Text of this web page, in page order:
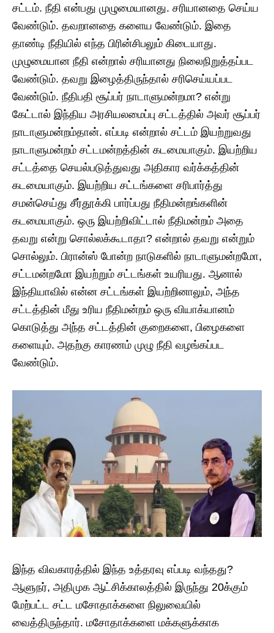
சட்டம். நீதி என்பது முழுமையானது. சரியானதை செய்ய
வேண்டும். தவறானதை களைய வேண்டும். இதை
தாண்டி நீதியில் எந்த பிரின்சிபலும் கிடையாது.
முழுமையான நீதி என்றால் சரியானது நிலைநிறுத்தப்பட
வேண்டும். தவறு இழைத்திருந்தால் சரிசெய்யப்பட
வேண்டும். நீதிபதி சூப்பர் நாடாளுமன்றமா? என்று
கேட்டால் இந்திய அரசியலமைப்பு சட்டத்தில் அவர் சூப்பர்
நாடாளுமன்றம்தான். எப்படி என்றால் சட்டம் இயற்றுவது
நாடாளுமன்றம் சட்டமன்றத்தின் கடமையாகும். இயற்றிய
சட்டத்தை செயல்படுத்துவது அதிகார வர்க்கத்தின்
கடமையாகும். இயற்றிய சட்டங்களை சரிபார்த்து
சமன்செய்து சீர்தூக்கி பார்ப்பது நீதிமன்றங்களின்
கடமையாகும். ஒரு இயற்றிவிட்டால் நீதிமன்றம் அதை
தவறு என்று சொல்லக்கூடாதா? என்றால் தவறு என்றும்
சொல்லும். பிரான்ஸ் போன்ற நாடுகளில் நாடாளுமன்றமோ,
சட்டமன்றமோ இயற்றும் சட்டங்கள் உயரியது. ஆனால்
இந்தியாவில் என்ன சட்டங்கள் இயற்றினாலும், அந்த
சட்டத்தின் மீது உரிய நீதிமன்றம் ஒரு வியாக்யானம்
கொடுத்து அந்த சட்டத்தின் குறைகளை, பிழைகளை
களையும். அதற்கு காரணம் முழு நீதி வழங்கப்பட
வேண்டும்.
இந்த விவகாரத்தில் இந்த உத்தரவு எப்படி வந்தது?
ஆளுநர், அதிமுக ஆட்சிக்காலத்தில் இருந்து 20க்கும்
மேற்பட்ட சட்ட மசோதாக்களை நிலுவையில்
வைத்திருந்தார். மசோதாக்களை மக்களுக்காக